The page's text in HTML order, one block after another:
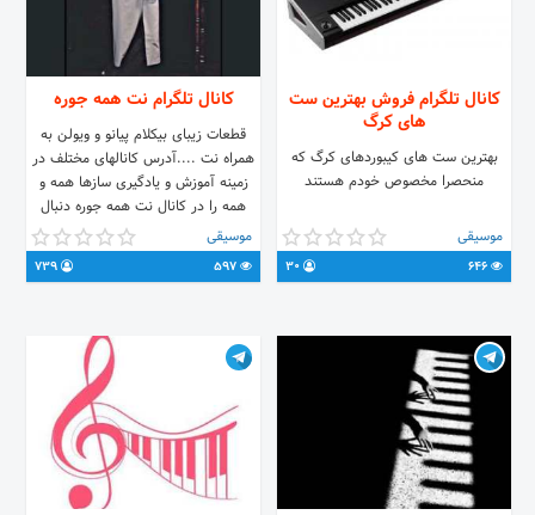
کانال تلگرام فروش بهترین ست
های کرگ
بهترین ست های کیبوردهای کرگ که
منحصرا مخصوص خودم هستند
موسیقی
کانال تلگرام نت همه جوره
قطعات زیبای بیکلام پیانو و ویولن به
همراه نت ....آدرس کانالهای مختلف در
زمینه آموزش و یادگیری سازها همه و
همه را در کانال نت همه جوره دنبال
کنید @Notehamejure گلزار ❤️
موسیقی